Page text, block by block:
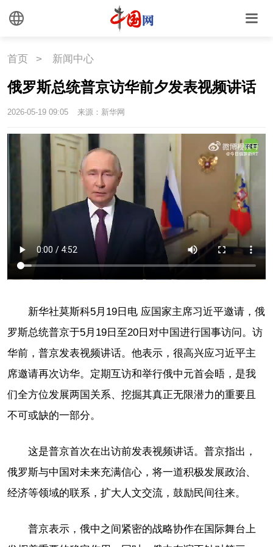
国情
海洋 草原 湾区
联盟
首页 > 新闻中心
俄罗斯总统普京访华前夕发表视频讲话
2026-05-19 09:05 来源：新华网
新华社莫斯科5月19日电 应国家主席习近平邀请，俄
罗斯总统普京于5月19日至20日对中国进行国事访问。访
华前，普京发表视频讲话。他表示，很高兴应习近平主
席邀请再次访华。定期互访和举行俄中元首会晤，是我
们全方位发展两国关系、挖掘其真正无限潜力的重要且
不可或缺的一部分。
这是普京首次在出访前发表视频讲话。普京指出，
俄罗斯与中国对未来充满信心，将一道积极发展政治、
经济等领域的联系，扩大人文交流，鼓励民间往来。
普京表示，俄中之间紧密的战略协作在国际舞台上